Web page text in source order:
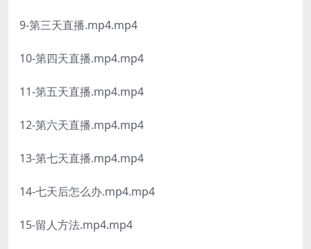
9-第三天直播.mp4.mp4
10-第四天直播.mp4.mp4
11-第五天直播.mp4.mp4
12-第六天直播.mp4.mp4
13-第七天直播.mp4.mp4
14-七天后怎么办.mp4.mp4
15-留人方法.mp4.mp4